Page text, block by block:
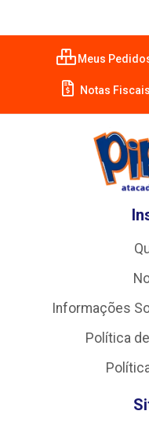
Meus
Notas Fiscais
Informações
Política